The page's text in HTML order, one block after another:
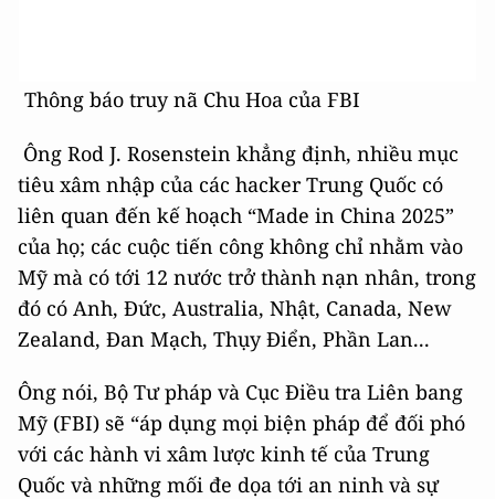
Thông báo truy nã Chu Hoa của FBI
Ông Rod J. Rosenstein khẳng định, nhiều mục
tiêu xâm nhập của các hacker Trung Quốc có
liên quan đến kế hoạch “Made in China 2025”
của họ; các cuộc tiến công không chỉ nhằm vào
Mỹ mà có tới 12 nước trở thành nạn nhân, trong
đó có Anh, Đức, Australia, Nhật, Canada, New
Zealand, Đan Mạch, Thụy Điển, Phần Lan...
Ông nói, Bộ Tư pháp và Cục Điều tra Liên bang
Mỹ (FBI) sẽ “áp dụng mọi biện pháp để đối phó
với các hành vi xâm lược kinh tế của Trung
Quốc và những mối đe dọa tới an ninh và sự